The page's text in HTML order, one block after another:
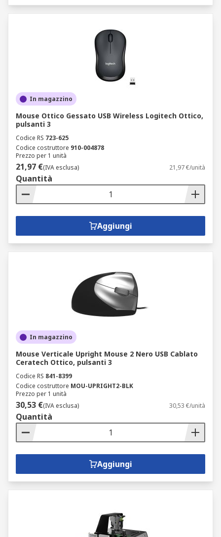
In magazzino
Mouse Ottico Gessato USB Wireless Logitech Ottico,
pulsanti 3
Codice RS 723-625
Codice costruttore 910-004878
Prezzo per 1 unità
21,97 €(IVA esclusa) 21,97 €/unità
Quantità
Aggiungi
In magazzino
Mouse Verticale Upright Mouse 2 Nero USB Cablato
Ceratech Ottico, pulsanti 3
Codice RS 841-8399
Codice costruttore MOU-UPRIGHT2-BLK
Prezzo per 1 unità
30,53 €(IVA esclusa) 30,53 €/unità
Quantità
Aggiungi